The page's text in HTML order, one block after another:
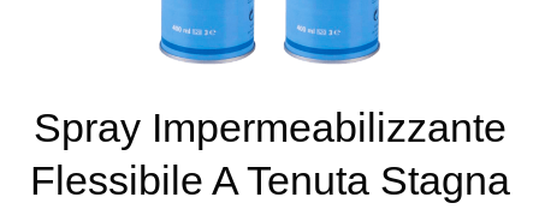
Spray Impermeabilizzante
Flessibile A Tenuta Stagna